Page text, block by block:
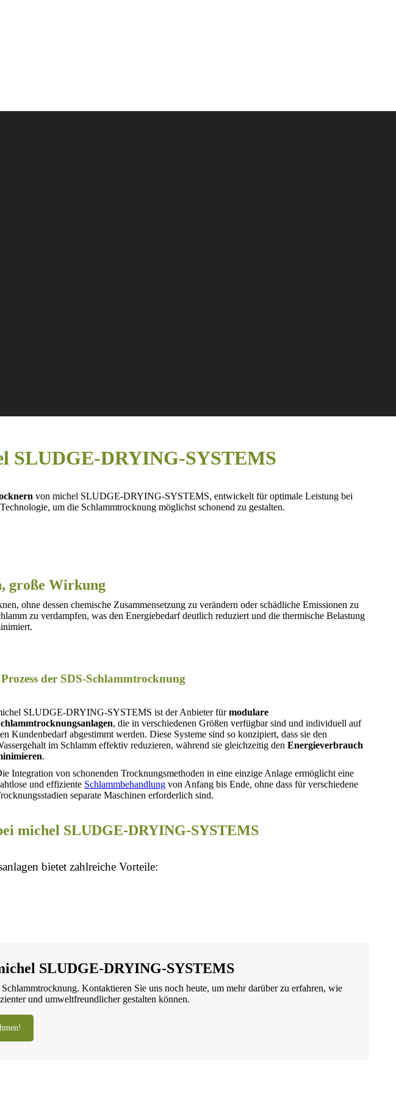
SLUDGE-DRYING-SYSTEMS
von michel SLUDGE-DRYING-SYSTEMS, entwickelt für optimale Leistung bei
um die Schlammtrocknung möglichst schonend zu gestalten.
große Wirkung
ohne dessen chemische Zusammensetzung zu verändern oder schädliche Emissionen zu
zu verdampfen, was den Energiebedarf deutlich reduziert und die thermische Belastung
der SDS-Schlammtrocknung
SLUDGE-DRYING-SYSTEMS ist der Anbieter fürmodulare
, die in verschiedenen Größen verfügbar sind und individuell auf
Kundenbedarf abgestimmt werden. Diese Systeme sind so konzipiert, dass sie den
im Schlamm effektiv reduzieren, während sie gleichzeitig den Energieverbrauch
.
Integration von schonenden Trocknungsmethoden in eine einzige Anlage ermöglicht eine
und effiziente Schlammbehandlung von Anfang bis Ende, ohne dass für verschiedene
separate Maschinen erforderlich sind.
michel SLUDGE-DRYING-SYSTEMS
bietet zahlreiche Vorteile:
SLUDGE-DRYING-SYSTEMS
Kontaktieren Sie uns noch heute, um mehr darüber zu erfahren, wie
und umweltfreundlicher gestalten können.